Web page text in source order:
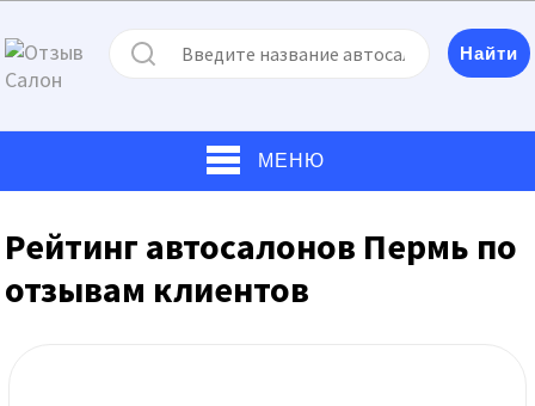
МЕНЮ
Рейтинг автосалонов Пермь по
отзывам клиентов